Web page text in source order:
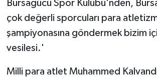
Bursagücü Spor Kulübü'nden,
çok değerli sporcuları para
şampiyonasına göndermek bizim
vesilesi.'
Milli para atlet Muhammed